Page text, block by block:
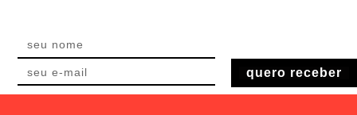
quero receber